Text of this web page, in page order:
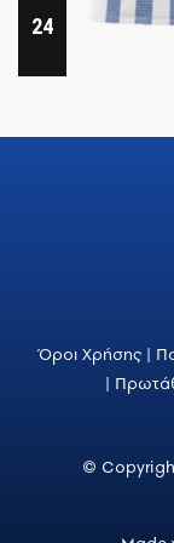
24
Όροι Χρήσης |
|
©